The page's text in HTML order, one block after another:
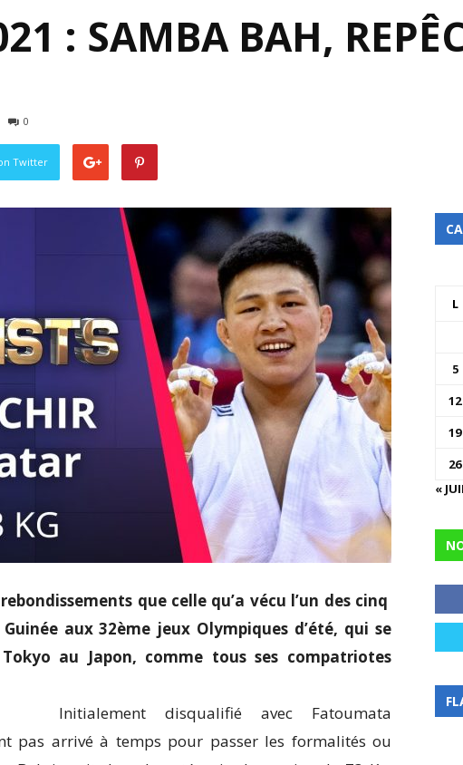
: SAMBA BAH,
0
Twitter
que celle qu’a vécu l’un des cinq
aux 32ème jeux Olympiques d’été, qui se
au Japon, comme tous ses compatriotes
Initialement disqualifié avec Fatoumata
pas arrivé à temps pour passer les formalités ou
L
5
12
19
26
«